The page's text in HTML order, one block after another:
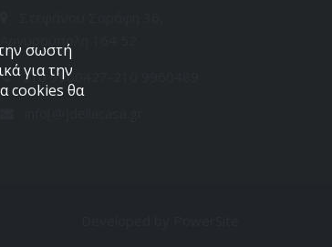
Αργυρούπολη 164 52
210 9960427-210 9960489
σωστή
για την
cookies θα